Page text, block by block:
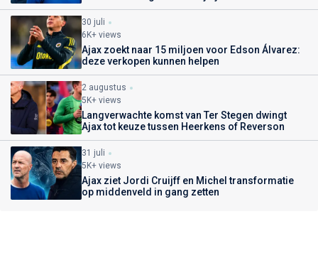
30 juli
6K+ views
Ajax zoekt naar 15 miljoen voor Edson Álvarez:
deze verkopen kunnen helpen
2 augustus
5K+ views
Langverwachte komst van Ter Stegen dwingt
Ajax tot keuze tussen Heerkens of Reverson
31 juli
5K+ views
Ajax ziet Jordi Cruijff en Michel transformatie
op middenveld in gang zetten